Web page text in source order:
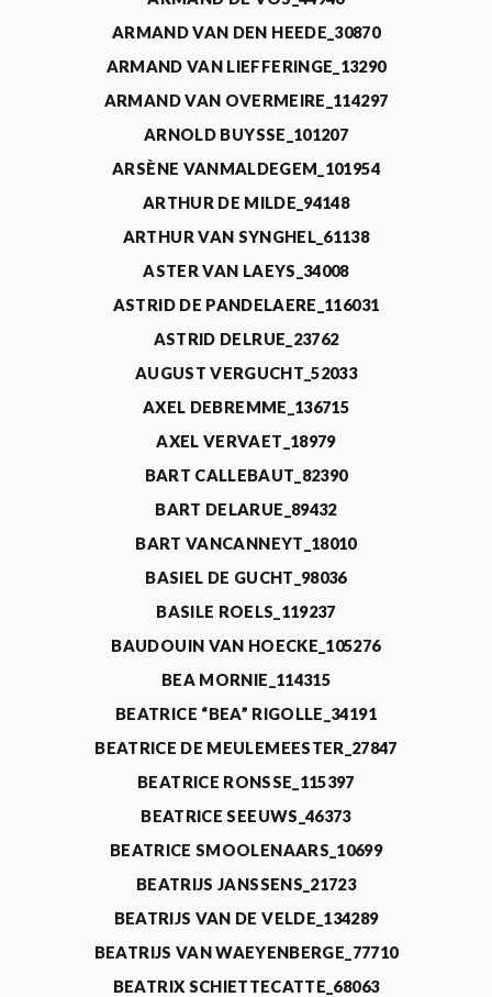
ARMAND VAN DEN HEEDE_30870
ARMAND VAN LIEFFERINGE_13290
ARMAND VAN OVERMEIRE_114297
ARNOLD BUYSSE_101207
ARSÈNE VANMALDEGEM_101954
ARTHUR DE MILDE_94148
ARTHUR VAN SYNGHEL_61138
ASTER VAN LAEYS_34008
ASTRID DE PANDELAERE_116031
ASTRID DELRUE_23762
AUGUST VERGUCHT_52033
AXEL DEBREMME_136715
AXEL VERVAET_18979
BART CALLEBAUT_82390
BART DELARUE_89432
BART VANCANNEYT_18010
BASIEL DE GUCHT_98036
BASILE ROELS_119237
BAUDOUIN VAN HOECKE_105276
BEA MORNIE_114315
BEATRICE “BEA” RIGOLLE_34191
BEATRICE DE MEULEMEESTER_27847
BEATRICE RONSSE_115397
BEATRICE SEEUWS_46373
BEATRICE SMOOLENAARS_10699
BEATRIJS JANSSENS_21723
BEATRIJS VAN DE VELDE_134289
BEATRIJS VAN WAEYENBERGE_77710
BEATRIX SCHIETTECATTE_68063